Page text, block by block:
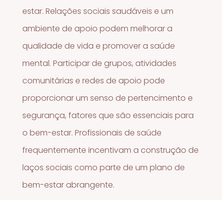
estar. Relações sociais saudáveis e um
ambiente de apoio podem melhorar a
qualidade de vida e promover a saúde
mental. Participar de grupos, atividades
comunitárias e redes de apoio pode
proporcionar um senso de pertencimento e
segurança, fatores que são essenciais para
o bem-estar. Profissionais de saúde
frequentemente incentivam a construção de
laços sociais como parte de um plano de
bem-estar abrangente.